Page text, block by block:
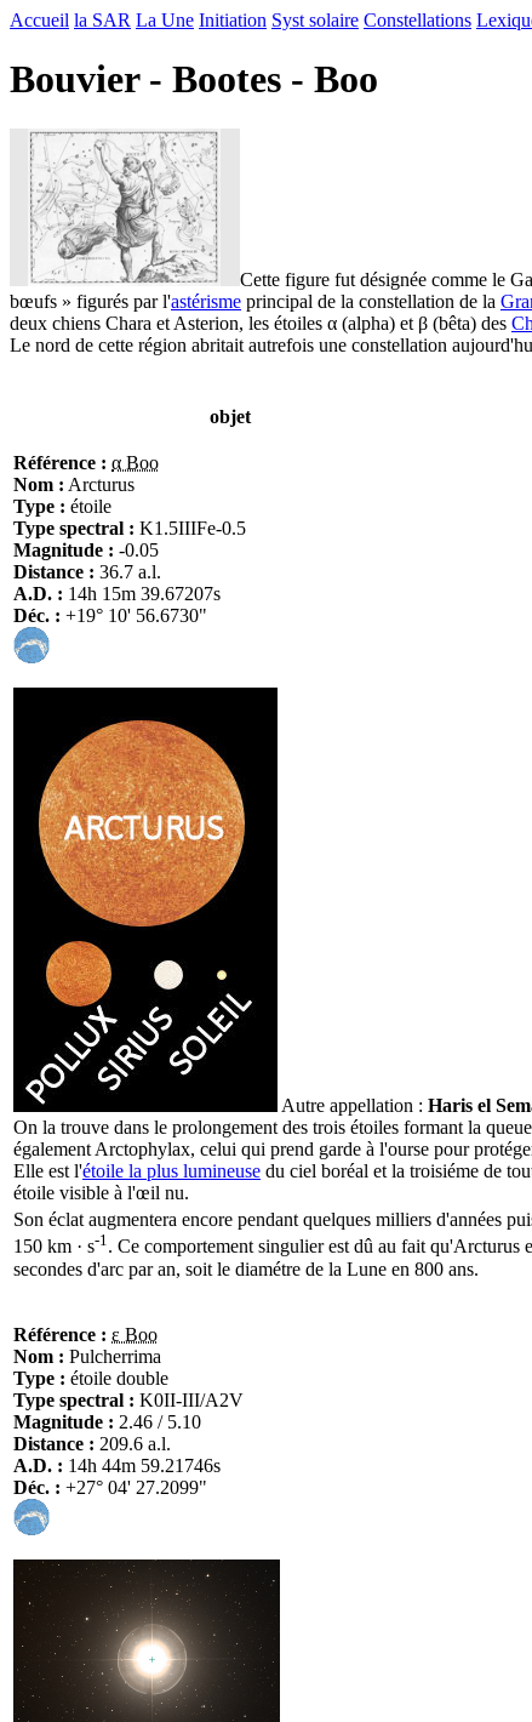
Accueil la SAR La Une Initiation Syst solaire Constellations
Bouvier - Bootes - Boo
Cette figure fut désignée comme le
bœufs » figurés par l'astérisme principal de la constellation de la
deux chiens Chara et Asterion, les étoiles α (alpha) et β (bêta) des
Le nord de cette région abritait autrefois une constellation
objet
Référence : α Boo
Nom : Arcturus
Type : étoile
Type spectral : K1.5IIIFe-0.5
Magnitude : -0.05
Distance : 36.7 a.l.
A.D. : 14h 15m 39.67207s
Déc. : +19° 10' 56.6730"
Autre appellation : Haris el
On la trouve dans le prolongement des trois étoiles formant la
également Arctophylax, celui qui prend garde à l'ourse pour
Elle est l'étoile la plus lumineuse du ciel boréal et la troisiéme de
étoile visible à l'œil nu.
Son éclat augmentera encore pendant quelques milliers d'années
150 km · s-1. Ce comportement singulier est dû au fait qu'Arcturus
secondes d'arc par an, soit le diamétre de la Lune en 800 ans.
Référence : ε Boo
Nom : Pulcherrima
Type : étoile double
Type spectral : K0II-III/A2V
Magnitude : 2.46 / 5.10
Distance : 209.6 a.l.
A.D. : 14h 44m 59.21746s
Déc. : +27° 04' 27.2099"